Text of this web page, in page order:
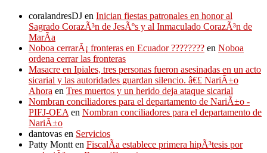
coralandresDJ en Inician fiestas patronales en honor al
Sagrado CorazÃ³n de JesÃºs y al Inmaculado CorazÃ³n de
MarÃ­a
Noboa cerrarÃ¡ fronteras en Ecuador ???????? en Noboa
ordena cerrar las fronteras
Masacre en Ipiales, tres personas fueron asesinadas en un acto
sicarial y las autoridades guardan silencio. â€£ NariÃ±o
Ahora en Tres muertos y un herido deja ataque sicarial
Nombran conciliadores para el departamento de NariÃ±o -
PIFJ-OEA en Nombran conciliadores para el departamento de
NariÃ±o
dantovas en Servicios
Patty Montt en FiscalÃ­a establece primera hipÃ³tesis por